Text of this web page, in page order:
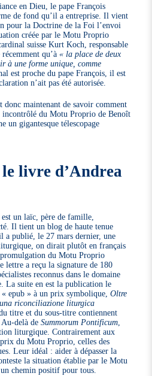
en Dieu, le pape François
de fond qu’il a entreprise. Il vient
pour la Doctrine de la Foi l’envoi
créée par le Motu Proprio
suisse Kurt Koch, responsable
récemment qu’à« la place de deux
à une forme unique, comme
est proche du pape François, il est
n’ait pas été autorisée.
donc maintenant de savoir comment
incontrôlé du Motu Proprio de Benoît
un gigantesque télescopage
livre d’Andrea
un laïc, père de famille,
Il tient un blog de haute tenue
a publié, le 27 mars dernier, une
on dirait plutôt en français
promulgation du Motu Proprio
lettre a reçu la signature de 180
reconnus dans le domaine
La suite en est la publication le
epub » à un prix symbolique,Oltre
riconciliazione liturgica
titre et du sous-titre contiennent
Au-delà deSummorum Pontificum,
liturgique. Contrairement aux
du Motu Proprio, celles des
Leur idéal : aider à dépasser la
la situation établie par le Motu
chemin positif pour tous.